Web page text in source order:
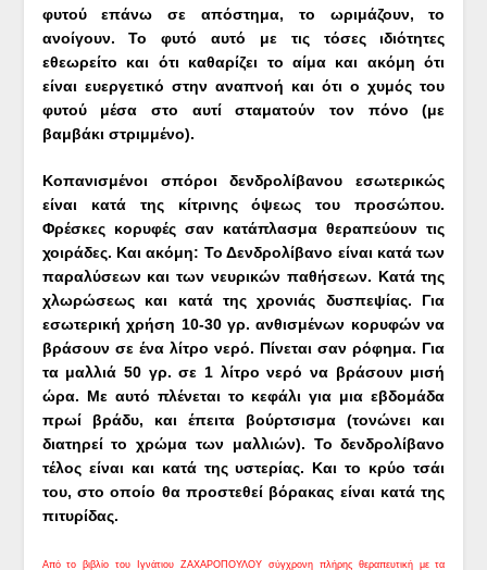
φυτού επάνω σε απόστημα, το ωριμάζουν, το
ανοίγουν. Το φυτό αυτό με τις τόσες ιδιότητες
εθεωρείτο και ότι καθαρίζει το αίμα και ακόμη ότι
είναι ευεργετικό στην αναπνοή και ότι ο χυμός του
φυτού μέσα στο αυτί σταματούν τον πόνο (με
βαμβάκι στριμμένο).
Κοπανισμένοι σπόροι δενδρολίβανου εσωτερικώς
είναι κατά της κίτρινης όψεως του προσώπου.
Φρέσκες κορυφές σαν κατάπλασμα θεραπεύουν τις
χοιράδες. Και ακόμη: Το Δενδρολίβανο είναι κατά των
παραλύσεων και των νευρικών παθήσεων. Κατά της
χλωρώσεως και κατά της χρονιάς δυσπεψίας. Για
εσωτερική χρήση 10-30 γρ. ανθισμένων κορυφών να
βράσουν σε ένα λίτρο νερό. Πίνεται σαν ρόφημα. Για
τα μαλλιά 50 γρ. σε 1 λίτρο νερό να βράσουν μισή
ώρα. Με αυτό πλένεται το κεφάλι για μια εβδομάδα
πρωί βράδυ, και έπειτα βούρτσισμα (τονώνει και
διατηρεί το χρώμα των μαλλιών). Το δενδρολίβανο
τέλος είναι και κατά της υστερίας. Και το κρύο τσάι
του, στο οποίο θα προστεθεί βόρακας είναι κατά της
πιτυρίδας.
Από το βιβλίο του Ιγνάτιου ΖΑΧΑΡΟΠΟΥΛΟΥ σύγχρονη πλήρης θεραπευτική με τα